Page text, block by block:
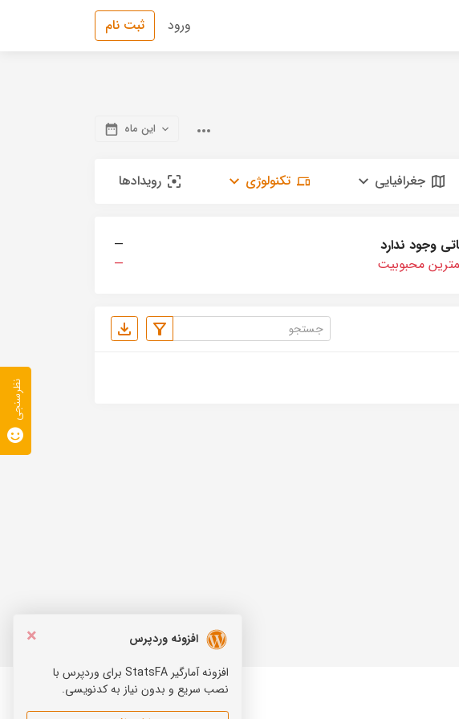
ورود ثبت نام
این ماه
جغرافیایی تکنولوژی رویدادها
وجود ندارد
—
محبوبیت
—
×
افزونه وردپرس
افزونه آمارگیر StatsFA برای وردپرس با
نصب سریع و بدون نیاز به کدنویسی.
نظرسنجی